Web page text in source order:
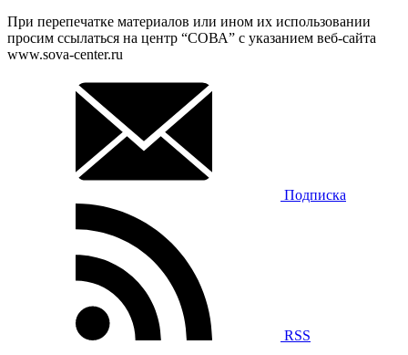
При перепечатке материалов или ином их использовании
просим ссылаться на центр “СОВА” с указанием веб-сайта
www.sova-center.ru
Подписка
RSS